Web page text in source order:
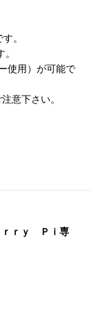
。
使用）が可能で
意下さい。
ｒｒｙ Ｐｉ専